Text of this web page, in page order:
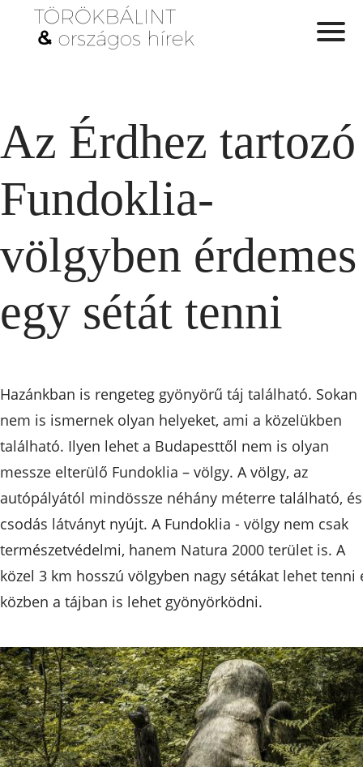
Az Érdhez tartozó
Fundoklia-
völgyben érdemes
egy sétát tenni
Hazánkban is rengeteg gyönyörű táj található. Sokan
nem is ismernek olyan helyeket, ami a közelükben
található. Ilyen lehet a Budapesttől nem is olyan
messze elterülő Fundoklia – völgy. A völgy, az
autópályától mindössze néhány méterre található, és
csodás látványt nyújt. A Fundoklia - völgy nem csak
természetvédelmi, hanem Natura 2000 terület is. A
közel 3 km hosszú völgyben nagy sétákat lehet tenni
közben a tájban is lehet gyönyörködni.